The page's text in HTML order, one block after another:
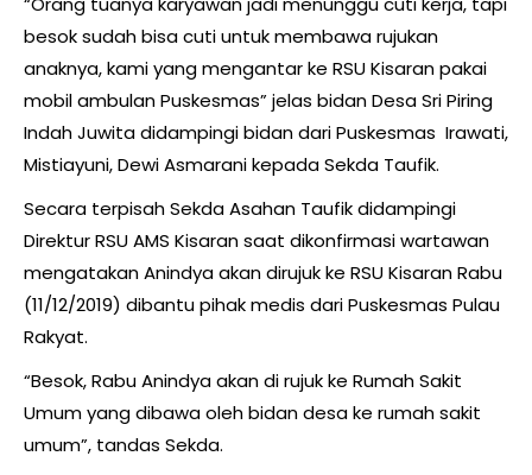
besok sudah bisa cuti untuk membawa rujukan
anaknya, kami yang mengantar ke RSU Kisaran pakai
mobil ambulan Puskesmas” jelas bidan Desa Sri Piring
Indah Juwita didampingi bidan dari Puskesmas Irawati,
Mistiayuni, Dewi Asmarani kepada Sekda Taufik.
Secara terpisah Sekda Asahan Taufik didampingi
Direktur RSU AMS Kisaran saat dikonfirmasi wartawan
mengatakan Anindya akan dirujuk ke RSU Kisaran Rabu
(11/12/2019) dibantu pihak medis dari Puskesmas Pulau
Rakyat.
“Besok, Rabu Anindya akan di rujuk ke Rumah Sakit
Umum yang dibawa oleh bidan desa ke rumah sakit
umum”, tandas Sekda.